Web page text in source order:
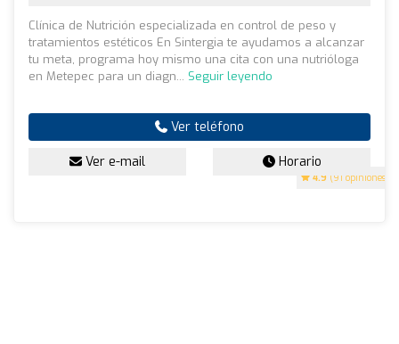
4.9 (91 opiniones)
Clínica de Nutrición especializada en control de peso y
tratamientos estéticos En Sintergia te ayudamos a alcanzar
tu meta, programa hoy mismo una cita con una nutrióloga
en Metepec para un diagn... Seguir leyendo
Ver teléfono
Ver e-mail Horario